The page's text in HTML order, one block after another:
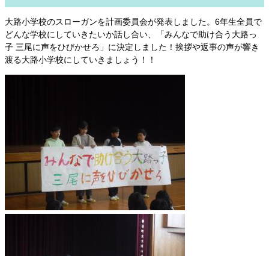
​​大路小学校のスローガンを計画委員会が発表しました。6年生全員で
どんな学校にしていきたいか話し合い、「みんなで助け合う大路っ
子 三尾に声をひびかせろ」に決定しました！挨拶や返事の声が響き
渡る大路小学校にしていきましょう！！